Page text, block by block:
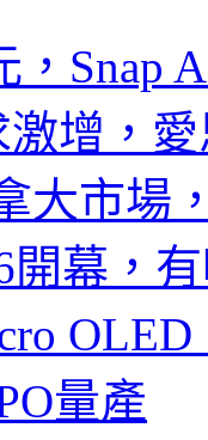
，Snap
增，
大市場
開幕，
量產